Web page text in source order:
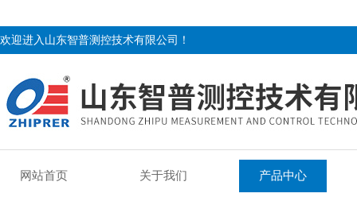
欢迎进入山东智普测控技术有限公司！
网站首页 关于我们 产品中心